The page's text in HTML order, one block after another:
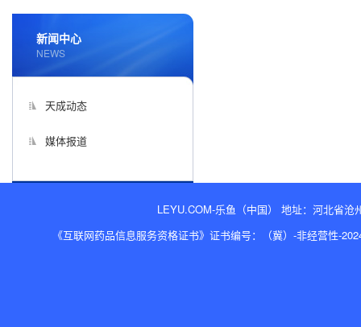
新闻中心
NEWS
天成动态
媒体报道
LEYU.COM-乐鱼（中国） 地址：河北省
《互联网药品信息服务资格证书》证书编号：（冀）-非经营性-